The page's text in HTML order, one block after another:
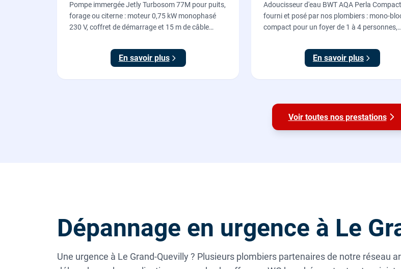
Pompe immergée Jetly Turbosom 77M pour puits,
forage ou citerne : moteur 0,75 kW monophasé
230 V, coffret de démarrage et 15 m de câble
maison, fournie et posée par nos plombiers.
En savoir plus
Adoucisseur d'eau BWT AQA Perla Compact
fourni et posé par nos plombiers : mono-
compact pour un foyer de 1 à 4 personnes,
Origine France Garantie. Protégez toute la
En savoir plus
Voir toutes nos prestations
Dépannage en urgence à Le
Une urgence à Le Grand-Quevilly ? Plusieurs plombiers partenaires de notre réseau